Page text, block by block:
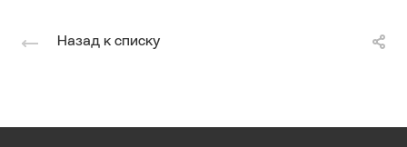
Назад к списку